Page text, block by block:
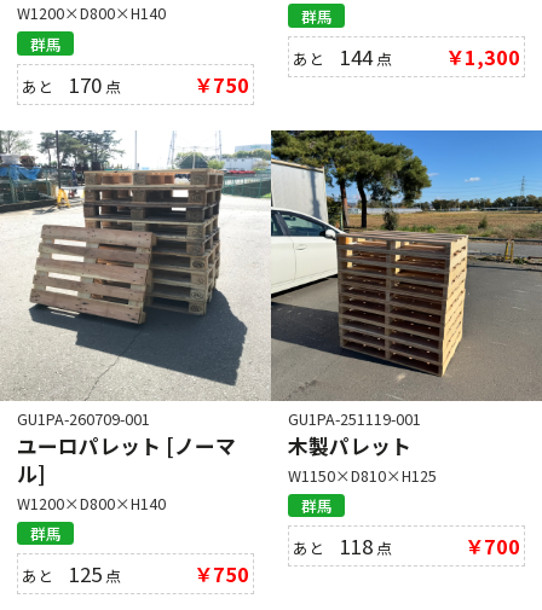
W1200×D800×H140
群馬
あと 170 点 ￥750
群馬
あと 144点 ￥1,300
GU1PA-260709-001
ユーロパレット [ノーマ
ル]
W1200×D800×H140
群馬
あと 125 点 ￥750
GU1PA-251119-001
木製パレット
W1150×D810×H125
群馬
あと 118 点 ￥700